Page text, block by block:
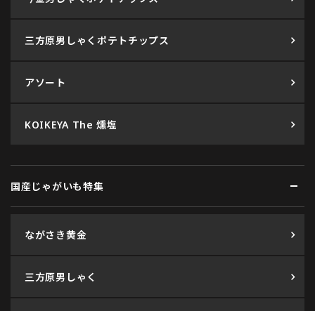
三方原男しゃくポテトチップス
アソート
KOIKEYA The 燻塩
国産じゃがいも特集
ながさき黄金
三方原男しゃく